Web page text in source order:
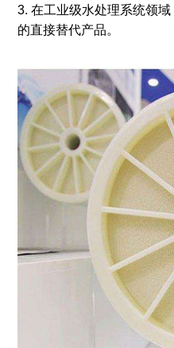
3. 在工业级水处理系统领
的直接替代产品。